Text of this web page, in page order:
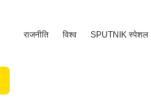
राजनीति विश्व SPUTNIK स्पेशल